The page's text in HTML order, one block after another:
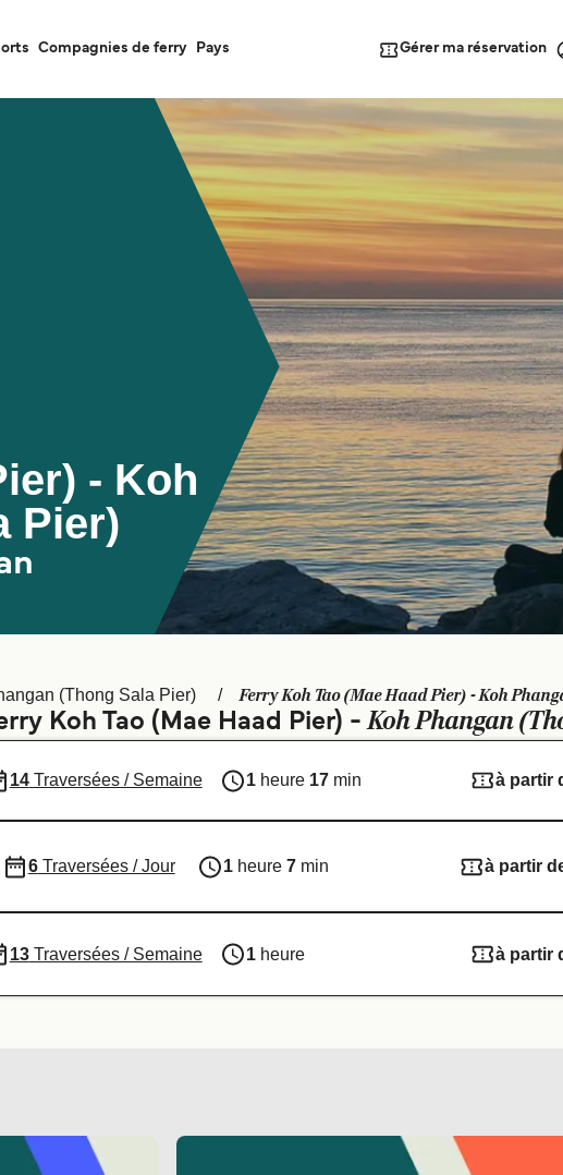
Compagnies de ferry Pays Gérer ma réservation
- Koh
Pier)
(Thong Sala Pier) Ferry Koh Tao (Mae Haad Pier) - Koh
Koh Tao (Mae Haad Pier) -Koh Phangan
14Traversées / Semaine 1heure 17min à partir
6Traversées / Jour 1heure 7min à partir
13Traversées / Semaine 1heure à partir